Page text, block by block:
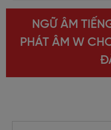
NGỮ ÂM
PHÁT ÂM W